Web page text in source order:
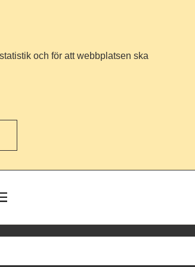
och för att webbplatsen ska